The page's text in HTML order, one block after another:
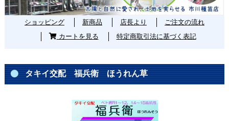
ショッピング 新商品 店長より
ご注文の流れ
カートを見る
特定商取引法に基づく表記
タキイ交配 福兵衛 ほうれん草